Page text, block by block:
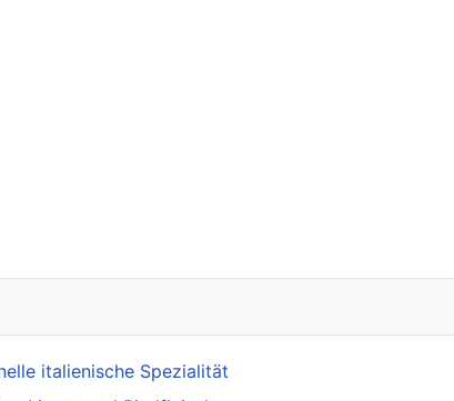
in Stuttgart
italienische Spezialität